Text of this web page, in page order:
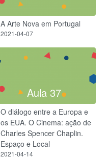
A Arte Nova em Portugal
2021-04-07
Aula 37
O diálogo entre a Europa e
os EUA. O Cinema: ação de
Charles Spencer Chaplin.
Espaço e Local
2021-04-14